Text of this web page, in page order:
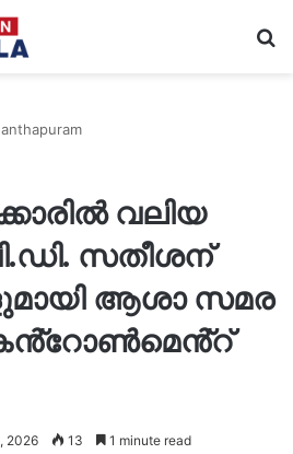
വലിയ
സതീശന്
ആശാ സമര
2026 13 1 minute read